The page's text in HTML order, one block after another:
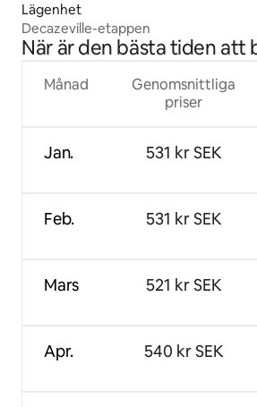
Lägenhet
Decazeville-etappen
När är den bästa tiden att
Månad
Jan.
Feb.
Mars
Apr.
Genomsnittliga
priser
531 kr SEK
531 kr SEK
521 kr SEK
540 kr SEK